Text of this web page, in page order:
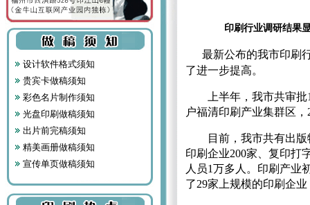
设计软件格式须知
贵宾卡做稿须知
彩色名片制作须知
光盘印刷做稿须知
出片前完稿须知
精美画册做稿须知
宣传单页做稿须知
印刷行业调研结果
最新公布的我市印刷
了进一步提高。
上半年，我市共审批
户福清印刷产业集群区，
目前，我市共有出版物
印刷企业200家、复印打
人员1万多人。印刷产业
了29家上规模的印刷企业